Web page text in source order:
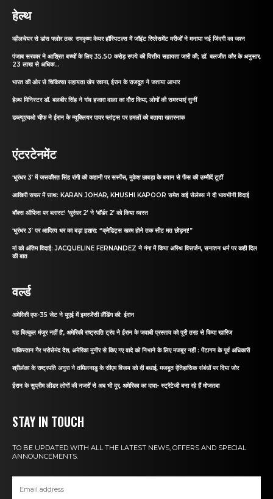
हेल्थ
व्हीलचेयर से डांस फ्लोर तक: रामकृष्ण केयर हॉस्पिटल्स में जॉइंट रिप्लेसमेंट मरीजों ने मनाया नई जिंदगी का जश्न
पंजाब सरकार ने आश्रित बच्चों के लिए 35.50 करोड़ रुपये की वित्तीय सहायता जारी की; डॉ. बलजीत कौर के अनुसार,
23 लाख से अधिक...
भारत की ओर से चिकित्सा सहायता खेप रवाना, ईरान के राजदूत ने जताया आभार
हेल्थ मिनिस्टर डॉ. बलबीर सिंह ने गांव हजारा वाला का दौरा किया, लोगों की समस्याएं सुनीं
डब्ल्यूएचओ चीफ ने ईरान के न्यूक्लियर पावर प्लांट्स पर हमलों को बताया खतरनाक
एंटरटेनमेंट
‘धुरंधर 3’ में जसकीरत सिंह रांगी की कहानी पर सस्पेंस, मुकेश छाबड़ा के बयान से फैंस की उम्मीदें टूटीं
आखिरी सफर में साथ: KARAN JOHAR, KHUSHI KAPOOR समेत कई सेलेब्स ने दी भावभीनी विदाई
बॉक्स ऑफिस पर ब्लास्ट! ‘धुरंधर 2’ ने ‘बॉर्डर 2’ को किया ध्वस्त
‘धुरंधर 3’ पर आदित्य धर का बड़ा इशारा: “क्रेडिट्स खत्म होने तक सीट मत छोड़ना!”
मां को अंतिम विदाई: JACQUELINE FERNANDEZ ने गंगा में किया अस्थि विसर्जन, सनातन धर्म पर कही दिल
की बात
वर्ल्ड
अमेरिकी एफ-35 जेट ने यूएई में इमरजेंसी लैंडिंग की: ईरान
यह बिल्कुल मंजूर नहीं है’, अमेरिकी राष्ट्रपति ट्रंप ने ईरान के जवाबी प्रस्ताव को पूरी तरह से किया खारिज
पाकिस्तान गैर भरोसेमंद देश, अमेरिका मुनीर से किए गए वादे को निभाने के लिए मजबूर नहीं : पेंटागन के पूर्व अधिकारी
श्रीलंका के राष्ट्रपति अनुरा ने तमिलनाडु के सीएम विजय को दी बधाई, मजबूत ऐतिहासिक संबंधों पर दिया जोर
ईरान के सुप्रीम लीडर लोगों की नजरों से अब भी दूर, अमेरिका का दावा- स्ट्रैटेजी बना रहे हैं मोजतबा
STAY IN TOUCH
TO BE UPDATED WITH ALL THE LATEST NEWS, OFFERS AND SPECIAL
ANNOUNCEMENTS.